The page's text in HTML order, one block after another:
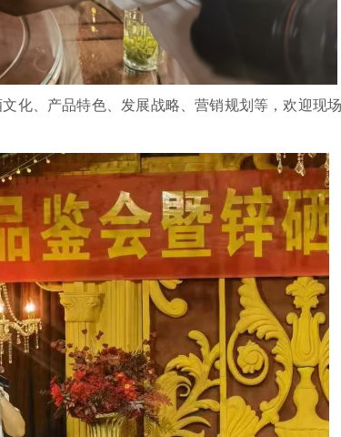
化、产品特色、发展战略、营销规划等，欢迎现